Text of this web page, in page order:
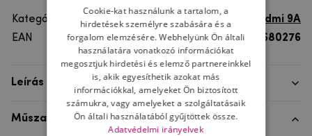
Kategória
Xiaomi Redmi 9A
EAN
8596579680276
Leírás
Műszaki adatok
Cookie-kat használunk a tartalom, a
hirdetések személyre szabására és a
forgalom elemzésére. Webhelyünk Ön általi
használatára vonatkozó információkat
megosztjuk hirdetési és elemző partnereinkkel
is, akik egyesíthetik azokat más
információkkal, amelyeket Ön biztosított
számukra, vagy amelyeket a szolgáltatásaik
Ön általi használatából gyűjtöttek össze.
Adatvédelmi irányelvek